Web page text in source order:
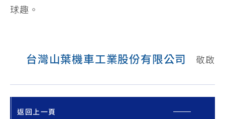
球趣。
台灣山葉機車工業股份有限公司 敬啟
返回上一頁